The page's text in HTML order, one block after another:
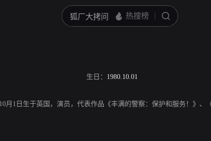
生日： 1980.10.01
10月1日生于英国，演员，代表作品《丰满的警察：保护和服务！》、